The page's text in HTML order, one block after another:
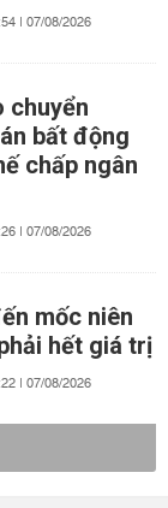
| 07/08/2026
chuyển
bất động
chấp ngân
| 07/08/2026
mốc niên
hết giá trị
| 07/08/2026